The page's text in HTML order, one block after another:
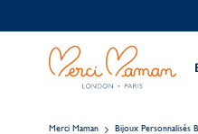
Merci Maman Bijoux Personnalisés